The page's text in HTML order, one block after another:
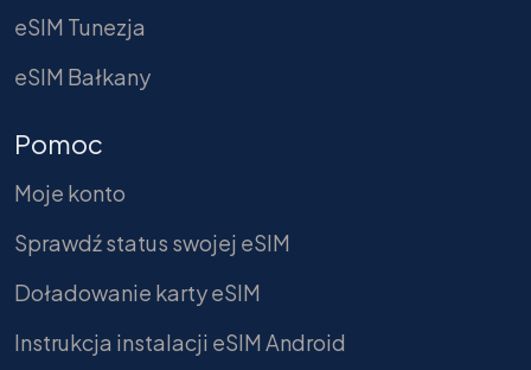
eSIM Tunezja
eSIM Bałkany
Pomoc
Moje konto
Sprawdź status swojej eSIM
Doładowanie karty eSIM
Instrukcja instalacji eSIM Android